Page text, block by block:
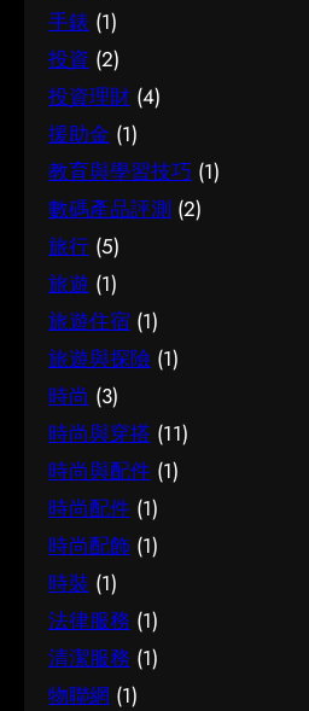
手錶 (1)
投資 (2)
投資理財 (4)
援助金 (1)
教育與學習技巧 (1)
數碼產品評測 (2)
旅行 (5)
旅遊 (1)
旅遊住宿 (1)
旅遊與探險 (1)
時尚 (3)
時尚與穿搭 (11)
時尚與配件 (1)
時尚配件 (1)
時尚配飾 (1)
時裝 (1)
法律服務 (1)
清潔服務 (1)
物聯網 (1)